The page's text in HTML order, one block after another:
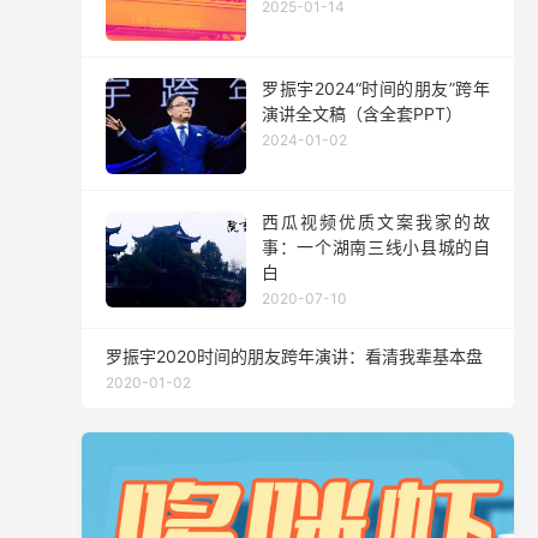
2025-01-14
罗振宇2024“时间的朋友”跨年
演讲全文稿（含全套PPT）
2024-01-02
西瓜视频优质文案我家的故
事：一个湖南三线小县城的自
白
2020-07-10
罗振宇2020时间的朋友跨年演讲：看清我辈基本盘
2020-01-02